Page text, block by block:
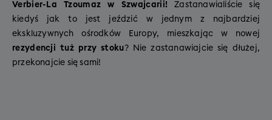
Verbier-La Tzoumaz w Szwajcarii! Zastanawialiście się
kiedyś jak to jest jeździć w jednym z najbardziej
ekskluzywnych ośrodków Europy, mieszkając w nowej
rezydencji tuż przy stoku? Nie zastanawiajcie się dłużej,
przekonajcie się sami!